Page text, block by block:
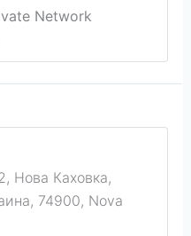
Network
Нова Каховка,
74900, Nova